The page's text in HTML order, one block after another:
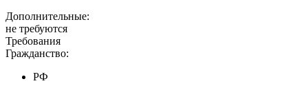
Дополнительные:
не требуются
Требования
Гражданство:
РФ